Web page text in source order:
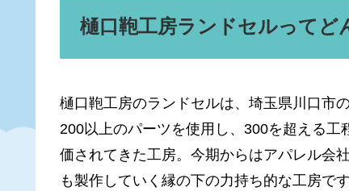
樋口鞄工房ランドセルってど
樋口鞄工房のランドセルは、埼玉県川口市
200以上のパーツを使用し、300を超える
価されてきた工房。今期からはアパレル会
も製作していく縁の下の力持ち的な工房です